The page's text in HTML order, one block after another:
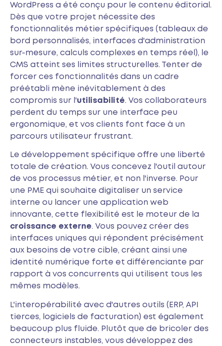
WordPress a été conçu pour le contenu éditorial.
Dès que votre projet nécessite des
fonctionnalités métier spécifiques (tableaux de
bord personnalisés, interfaces d'administration
sur-mesure, calculs complexes en temps réel), le
CMS atteint ses limites structurelles. Tenter de
forcer ces fonctionnalités dans un cadre
préétabli mène inévitablement à des
compromis sur l'utilisabilité. Vos collaborateurs
perdent du temps sur une interface peu
ergonomique, et vos clients font face à un
parcours utilisateur frustrant.
Le développement spécifique offre une liberté
totale de création. Vous concevez l'outil autour
de vos processus métier, et non l'inverse. Pour
une PME qui souhaite digitaliser un service
interne ou lancer une application web
innovante, cette flexibilité est le moteur de la
croissance externe. Vous pouvez créer des
interfaces uniques qui répondent précisément
aux besoins de votre cible, créant ainsi une
identité numérique forte et différenciante par
rapport à vos concurrents qui utilisent tous les
mêmes modèles.
L'interopérabilité avec d'autres outils (ERP, API
tierces, logiciels de facturation) est également
beaucoup plus fluide. Plutôt que de bricoler des
connecteurs instables, vous développez des